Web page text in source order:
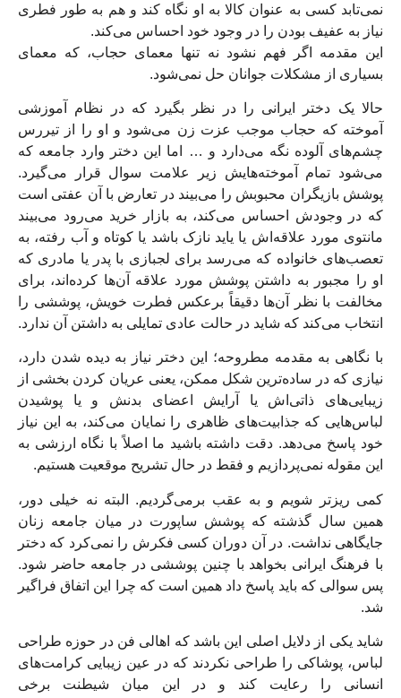
نمی‌تابد کسی به عنوان کالا به او نگاه کند و هم به طور فطری
نیاز به عفیف بودن را در وجود خود احساس می‌کند.
این مقدمه اگر فهم نشود نه تنها معمای حجاب، که معمای
بسیاری از مشکلات جوانان حل نمی‌شود.
حالا یک دختر ایرانی را در نظر بگیرد که در نظام آموزشی
آموخته که حجاب موجب عزت زن می‌شود و او را از تیررس
چشم‌های آلوده نگه می‌دارد و … اما این دختر وارد جامعه‌ که
می‌شود تمام آموخته‌هایش زیر علامت سوال قرار می‌گیرد.
پوشش بازیگران محبوبش را می‌بیند در تعارض با آن عفتی است
که در وجودش احساس می‌کند، به بازار خرید می‌رود می‌بیند
مانتوی مورد علاقه‌اش یا یاید نازک باشد یا کوتاه و آب رفته، به
تعصب‌های خانواده که می‌رسد برای لجبازی با پدر یا مادری که
او را مجبور به داشتن پوشش مورد علاقه آن‌ها کرده‌اند، برای
مخالفت با نظر آن‌ها دقیقاً برعکس فطرت خویش، پوششی را
انتخاب می‌کند که شاید در حالت عادی تمایلی به داشتن آن ندارد.
با نگاهی به مقدمه مطروحه؛ این دختر نیاز به دیده شدن دارد،
نیازی که در ساده‌ترین شکل ممکن، یعنی عریان کردن بخشی از
زیبایی‌های ذاتی‌اش یا آرایش اعضای بدنش و یا پوشیدن
لباس‌هایی که جذابیت‌های ظاهری را نمایان می‌کند، به این نیاز
خود پاسخ می‌دهد. دقت داشته باشید ما اصلاً با نگاه ارزشی به
این مقوله نمی‌پردازیم و فقط در حال تشریح موقعیت هستیم.
کمی ریزتر شویم و به عقب برمی‌گردیم. البته نه خیلی دور،
همین سال گذشته که پوشش ساپورت در میان جامعه زنان
جایگاهی نداشت. در آن دوران کسی فکرش را نمی‌کرد که دختر
با فرهنگ ایرانی بخواهد با چنین پوششی در جامعه حاضر شود.
پس سوالی که باید پاسخ داد همین است که چرا این اتفاق فراگیر
شد.
شاید یکی از دلایل اصلی این باشد که اهالی فن در حوزه طراحی
لباس، پوشاکی را طراحی نکردند که در عین زیبایی کرامت‌های
انسانی را رعایت کند و در این میان شیطنت برخی